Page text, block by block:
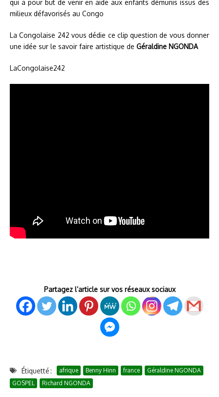
qui a pour but de venir en aide aux enfants démunis issus des
milieux défavorisés au Congo
La Congolaise 242 vous dédie ce clip question de vous donner
une idée sur le savoir faire artistique de Géraldine NGONDA
LaCongolaise242
Partagez l’article sur vos réseaux sociaux
Étiquetté : afrique Benny Hinn france
Géraldine NGONDA
GOSPEL
Richard NGONDA